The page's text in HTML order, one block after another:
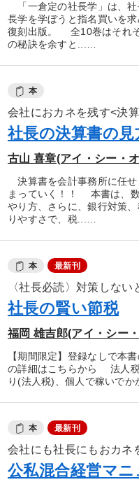
「一倉定の社長学」は、
長学を学ぼうと指名買いを
復刻出版。 全10巻はそれぞ
の秘訣を余すと...…
本
会社におカネを残す<決
社長の決算書の
古山 喜章(アイ・シー・
決算書を会計事務所に任
まっていく！！ 本書は、数
やり方、さらに、銀行対策
りやすさで、税...…
本 最新刊
〈社長必読〉対策しない
社長の賢い節税
福岡 雄吉郎(アイ・シー
【期間限定】登録なしで本
の詳細はこちらから 法人税
り(法人税)、個人で稼いで
本 最新刊
会社にも社長にもおカネ
公私混合経営マ